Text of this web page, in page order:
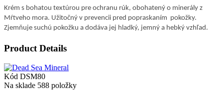
Krém s bohatou textúrou pre ochranu rúk, obohatený o minerály z
Mŕtveho mora. Užitočný v prevencii pred popraskaním pokožky.
Zjemňuje suchú pokožku a dodáva jej hladký, jemný a hebký vzhľad.
Product Details
Kód DSM80
Na sklade 588 položky